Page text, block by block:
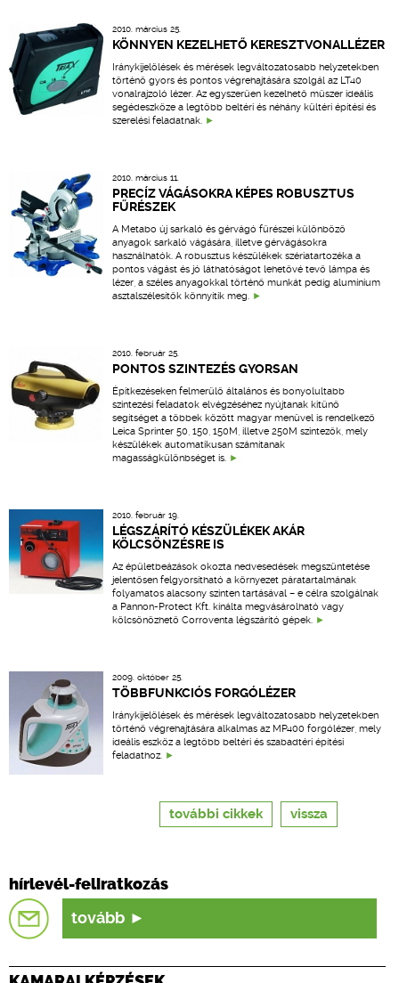
2010. március 25.
KÖNNYEN KEZELHETŐ KERESZTVONALLÉZER
Iránykijelölések és mérések legváltozatosabb helyzetekben
történő gyors és pontos végrehajtására szolgál az LT40
vonalrajzoló lézer. Az egyszerűen kezelhető műszer ideális
segédeszköze a legtöbb beltéri és néhány kültéri építési és
szerelési feladatnak.
2010. március 11.
PRECÍZ VÁGÁSOKRA KÉPES ROBUSZTUS
FŰRÉSZEK
A Metabo új sarkaló és gérvágó fűrészei különböző
anyagok sarkaló vágására, illetve gérvágásokra
használhatók. A robusztus készülékek szériatartozéka a
pontos vágást és jó láthatóságot lehetővé tevő lámpa és
lézer, a széles anyagokkal történő munkát pedig alumínium
asztalszélesítők könnyítik meg.
2010. február 25.
PONTOS SZINTEZÉS GYORSAN
Építkezéseken felmerülő általános és bonyolultabb
szintezési feladatok elvégzéséhez nyújtanak kitűnő
segítséget a többek között magyar menüvel is rendelkező
Leica Sprinter 50, 150, 150M, illetve 250M szintezők, mely
készülékek automatikusan számítanak
magasságkülönbséget is.
2010. február 19.
LÉGSZÁRÍTÓ KÉSZÜLÉKEK AKÁR
KÖLCSÖNZÉSRE IS
Az épületbeázások okozta nedvesedések megszüntetése
jelentősen felgyorsítható a környezet páratartalmának
folyamatos alacsony szinten tartásával – e célra szolgálnak
a Pannon-Protect Kft. kínálta megvásárolható vagy
kölcsönözhető Corroventa légszárító gépek.
2009. október 25.
TÖBBFUNKCIÓS FORGÓLÉZER
Iránykijelölések és mérések legváltozatosabb helyzetekben
történő végrehajtására alkalmas az MP400 forgólézer, mely
ideális eszköz a legtöbb beltéri és szabadtéri építési
feladathoz.
további cikkek vissza
hírlevél-feliratkozás
tovább